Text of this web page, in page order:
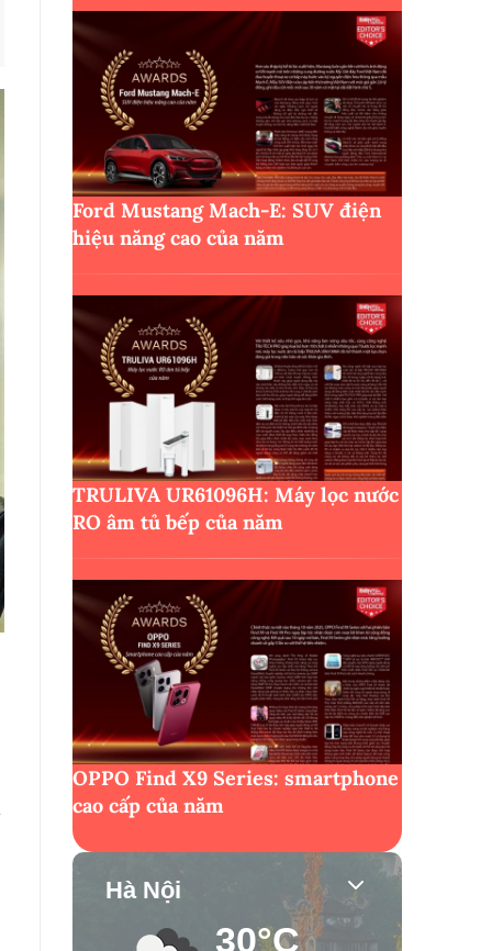
Ford Mustang Mach-E: SUV điện
hiệu năng cao của năm
TRULIVA UR61096H: Máy lọc nước
RO âm tủ bếp của năm
OPPO Find X9 Series: smartphone
cao cấp của năm
Hà Nội
30°C